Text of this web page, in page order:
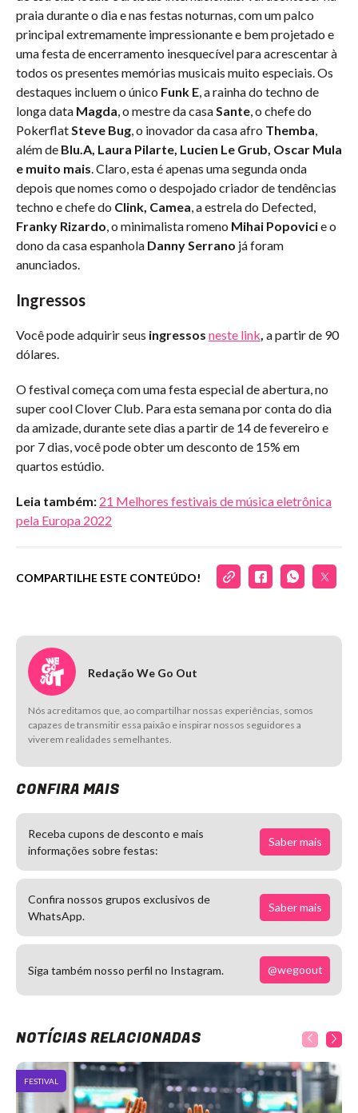
praia durante o dia e nas festas noturnas, com um palco
principal extremamente impressionante e bem projetado e
uma festa de encerramento inesquecível para acrescentar à
todos os presentes memórias musicais muito especiais. Os
destaques incluem o único Funk E, a rainha do techno de
longa data Magda, o mestre da casaSante, o chefe do
PokerflatSteve Bug, o inovador da casa afro Themba,
além de Blu.A, Laura Pilarte, Lucien Le Grub, Oscar Mula
e muito mais. Claro, esta é apenas uma segunda onda
depois que nomes como o despojado criador de tendências
techno e chefe do Clink, Camea, a estrela do Defected,
Franky Rizardo, o minimalista romeno Mihai Popovicie o
dono da casa espanhola Danny Serrano já foram
anunciados.
Ingressos
Você pode adquirir seus ingressos neste link, a partir de 90
dólares.
O festival começa com uma festa especial de abertura, no
super cool Clover Club. Para esta semana por conta do dia
da amizade, durante sete dias a partir de 14 de fevereiro e
por 7 dias, você pode obter um desconto de 15% em
quartos estúdio.
Leia também: 21 Melhores festivais de música eletrônica
pela Europa 2022
COMPARTILHE ESTE CONTEÚDO!
Redação We Go Out
Nós acreditamos que, ao compartilhar nossas experiências, somos
capazes de transmitir essa paixão e inspirar nossos seguidores a
viverem realidades semelhantes.
CONFIRA MAIS
Receba cupons de desconto e mais
informações sobre festas:
Saber mais
Confira nossos grupos exclusivos de
WhatsApp.
Saber mais
Siga também nosso perfil no Instagram. @wegoout
NOTÍCIAS RELACIONADAS
FESTIVAL